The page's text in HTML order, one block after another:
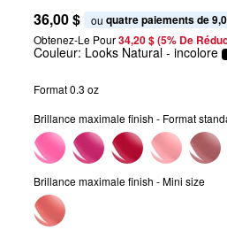
36,00 $ ou quatre paiements de
Obtenez-Le Pour34,20 $ (5% De
Couleur: Looks Natural - incolore
Format 0.3 oz
Brillance maximale finish - Format
Brillance maximale finish - Mini size